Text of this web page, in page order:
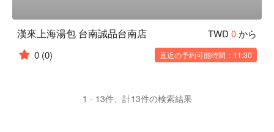
漢來上海湯包 台南誠品台南店 TWD 0から
0 (0) 直近の予約可能時間：11:30
1 - 13件、計13件の検索結果